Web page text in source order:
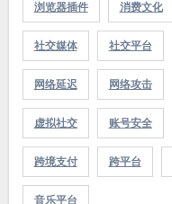
浏览器插件 消费文化
社交媒体 社交平台
网络延迟 网络攻击
虚拟社交 账号安全
跨境支付 跨平台
音乐平台